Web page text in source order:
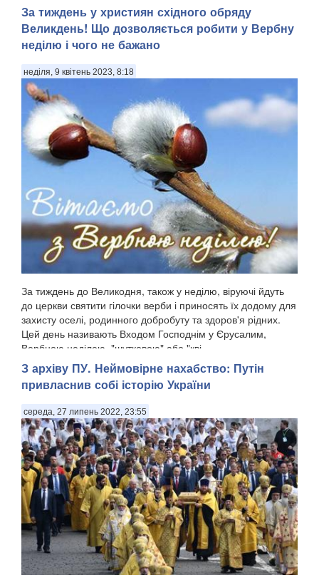
За тиждень у християн східного обряду
Великдень! Що дозволяється робити у Вербну
неділю і чого не бажано
неділя, 9 квітень 2023, 8:18
За тиждень до Великодня, також у неділю, віруючі йдуть
до церкви святити гілочки верби і приносять їх додому для
захисту оселі, родинного добробуту та здоров'я рідних.
Цей день називають Входом Господнім у Єрусалим,
Вербною неділею, "шутковою" або "кві...
З архіву ПУ. Неймовірне нахабство: Путін
привласнив собі історію України
середа, 27 липень 2022, 23:55